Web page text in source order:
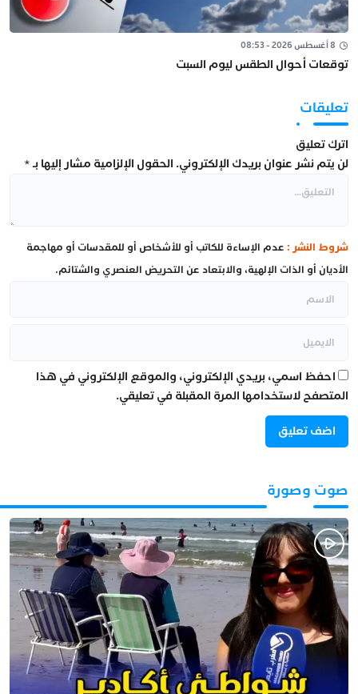
8 أغسطس 2026 - 08:53
توقعات أحوال الطقس ليوم السبت
تعليقات
اترك تعليق
لن يتم نشر عنوان بريدك الإلكتروني. الحقول الإلزامية مشار إليها بـ*
شروط النشر : عدم الإساءة للكاتب أو للأشخاص أو للمقدسات أو مهاجمة
الأديان أو الذات الإلهية، والابتعاد عن التحريض العنصري والشتائم.
احفظ اسمي، بريدي الإلكتروني، والموقع الإلكتروني في هذا
المتصفح لاستخدامها المرة المقبلة في تعليقي.
صوت وصورة